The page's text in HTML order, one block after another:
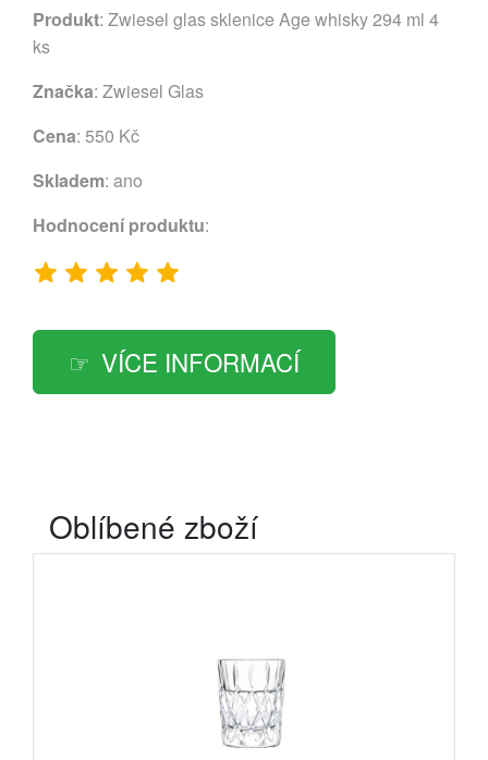
Produkt: Zwiesel glas sklenice Age whisky 294 ml 4
ks
Značka: Zwiesel Glas
Cena: 550 Kč
Skladem: ano
Hodnocení produktu:
VÍCE INFORMACÍ
Oblíbené zboží